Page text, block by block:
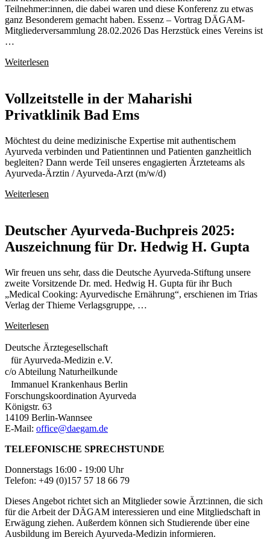
Teilnehmer:innen, die dabei waren und diese Konferenz zu etwas
ganz Besonderem gemacht haben. Essenz – Vortrag DÄGAM-
Mitgliederversammlung 28.02.2026 Das Herzstück eines Vereins ist
…
Weiterlesen
Vollzeitstelle in der Maharishi
Privatklinik Bad Ems
Möchtest du deine medizinische Expertise mit authentischem
Ayurveda verbinden und Patientinnen und Patienten ganzheitlich
begleiten? Dann werde Teil unseres engagierten Ärzteteams als
Ayurveda-Ärztin / Ayurveda-Arzt (m/w/d)
Weiterlesen
Deutscher Ayurveda-Buchpreis 2025:
Auszeichnung für Dr. Hedwig H. Gupta
Wir freuen uns sehr, dass die Deutsche Ayurveda-Stiftung unsere
zweite Vorsitzende Dr. med. Hedwig H. Gupta für ihr Buch
„Medical Cooking: Ayurvedische Ernährung“, erschienen im Trias
Verlag der Thieme Verlagsgruppe, …
Weiterlesen
Deutsche Ärztegesellschaft
für Ayurveda-Medizin e.V.
c/o Abteilung Naturheilkunde
Immanuel Krankenhaus Berlin
Forschungskoordination Ayurveda
Königstr. 63
14109 Berlin-Wannsee
E-Mail: office@daegam.de
TELEFONISCHE SPRECHSTUNDE
Donnerstags 16:00 - 19:00 Uhr
Telefon: +49 (0)157 57 18 66 79
Dieses Angebot richtet sich an Mitglieder sowie Ärzt:innen, die sich
für die Arbeit der DÄGAM interessieren und eine Mitgliedschaft in
Erwägung ziehen. Außerdem können sich Studierende über eine
Ausbildung im Bereich Ayurveda-Medizin informieren.